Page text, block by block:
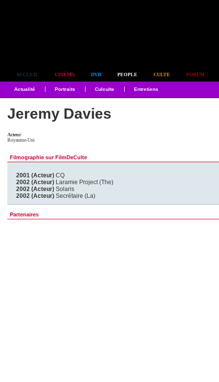
ACCUEIL CINÉMA DVD PEOPLE CULTE FORUM
Actualité Portraits Culculte Entretiens
Jeremy Davies
Acteur
Royaume-Uni
Filmographie sur FilmDeCulte
2001 (Acteur) CQ
2002 (Acteur) Laramie Project (The)
2002 (Acteur) Solaris
2002 (Acteur) Secrétaire (La)
Partenaires